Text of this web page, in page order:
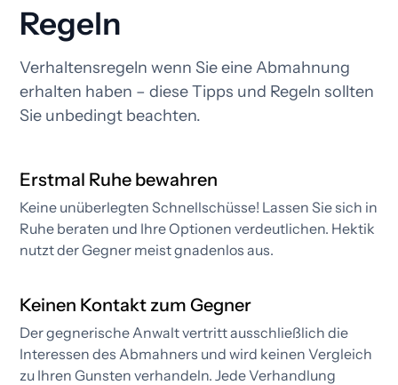
Regeln
Verhaltensregeln wenn Sie eine Abmahnung
erhalten haben – diese Tipps und Regeln sollten
Sie unbedingt beachten.
Erstmal Ruhe bewahren
Keine unüberlegten Schnellschüsse! Lassen Sie sich in
Ruhe beraten und Ihre Optionen verdeutlichen. Hektik
nutzt der Gegner meist gnadenlos aus.
Keinen Kontakt zum Gegner
Der gegnerische Anwalt vertritt ausschließlich die
Interessen des Abmahners und wird keinen Vergleich
zu Ihren Gunsten verhandeln. Jede Verhandlung